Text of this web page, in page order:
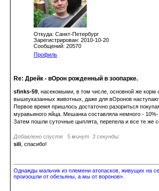
Откуда: Санкт-Петербург
Зарегистрирован: 2010-10-20
Сообщений: 20570
Профиль
Re: Дрейк - вОрон рожденный в зоопарке.
sfinks-59 , насекомыми, в том числе, основной же
вышеуказанных животных, даже для вОронов
Первое время пришлось достаточно разориться
муравьиного яйца. Мешанка составляла немного - 10%-
Затем пошли суточные цыплята, перепела и все те же
Добавлено спустя 5 минут 3 секунды:
sili , спасибо!
Однажды мальчик из племени атопасков, живущих на
произошли от обезьяны, а мы от воронов».